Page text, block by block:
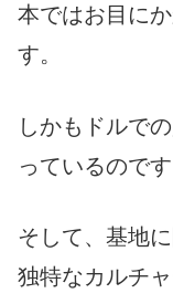
本ではお目に
す。
しかもドルで
っているのです
そして、基地
独特なカルチ